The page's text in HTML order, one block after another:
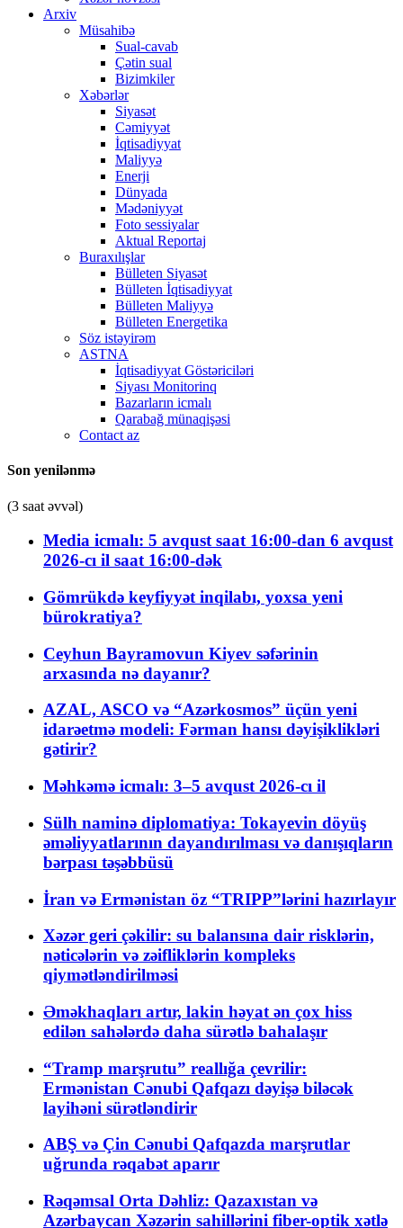
Arxiv
Müsahibə
Sual-cavab
Çətin sual
Bizimkiler
Xəbərlər
Siyasət
Cəmiyyət
İqtisadiyyat
Maliyyə
Enerji
Dünyada
Mədəniyyət
Foto sessiyalar
Aktual Reportaj
Buraxılışlar
Bülleten Siyasət
Bülleten İqtisadiyyat
Bülleten Maliyyə
Bülleten Energetika
Söz istəyirəm
ASTNA
İqtisadiyyat Göstəriciləri
Siyası Monitorinq
Bazarların icmalı
Qarabağ münaqişəsi
Contact az
Son yenilənmə
(3 saat əvvəl)
Media icmalı: 5 avqust saat 16:00-dan 6 avqust
2026-cı il saat 16:00-dək
Gömrükdə keyfiyyət inqilabı, yoxsa yeni
bürokratiya?
Ceyhun Bayramovun Kiyev səfərinin
arxasında nə dayanır?
AZAL, ASCO və “Azərkosmos” üçün yeni
idarəetmə modeli: Fərman hansı dəyişiklikləri
gətirir?
Məhkəmə icmalı: 3–5 avqust 2026-cı il
Sülh naminə diplomatiya: Tokayevin döyüş
əməliyyatlarının dayandırılması və danışıqların
bərpası təşəbbüsü
İran və Ermənistan öz “TRIPP”lərini hazırlayır
Xəzər geri çəkilir: su balansına dair risklərin,
nəticələrin və zəifliklərin kompleks
qiymətləndirilməsi
Əməkhaqları artır, lakin həyat ən çox hiss
edilən sahələrdə daha sürətlə bahalaşır
“Tramp marşrutu” reallığa çevrilir:
Ermənistan Cənubi Qafqazı dəyişə biləcək
layihəni sürətləndirir
ABŞ və Çin Cənubi Qafqazda marşrutlar
uğrunda rəqabət aparır
Rəqəmsal Orta Dəhliz: Qazaxıstan və
Azərbaycan Xəzərin sahillərini fiber-optik xətlə